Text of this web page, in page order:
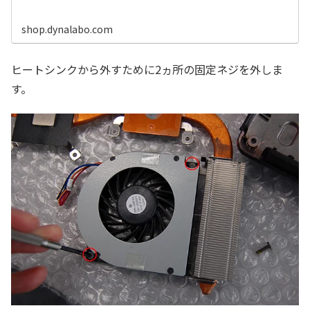
shop.dynalabo.com
ヒートシンクから外すために2ヵ所の固定ネジを外しま
す。